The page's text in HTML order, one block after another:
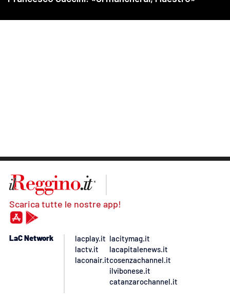
Scarica tutte le nostre app!
LaC Network
lacplay.it
lactv.it
laconair.it
lacitymag.it
lacapitalenews.it
cosenzachannel.it
ilvibonese.it
catanzarochannel.it